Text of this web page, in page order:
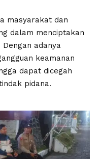
masyarakat dan
dalam menciptakan
adanya
keamanan
dapat dicegah
pidana.